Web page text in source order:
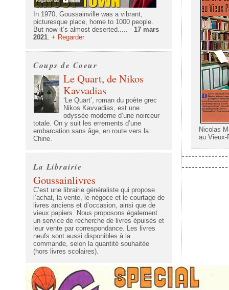
In 1970, Goussainville was a vibrant,
picturesque place, home to 1000 people.
But now it’s almost deserted..... - 17 mars
2021. + Regarder
Coups de Coeur
Le Quart, de Nikos
Kavvadias
‘Le Quart’, roman du poète grec
Nikos Kavvadias, est une
odyssée moderne d’une noirceur
totale. On y suit les errements d’une
embarcation sans âge, en route vers la
Chine.
La Librairie
Goussainlivres
C’est une librairie généraliste qui propose
l’achat, la vente, le négoce et le courtage de
livres anciens et d’occasion, ainsi que de
vieux papiers. Nous proposons également
un service de recherche de livres épuisés et
leur vente par correspondance. Les livres
neufs sont aussi disponibles à la
commande, selon la quantité souhaitée
(hors livres scolaires).
Nicolas
au Vieux-